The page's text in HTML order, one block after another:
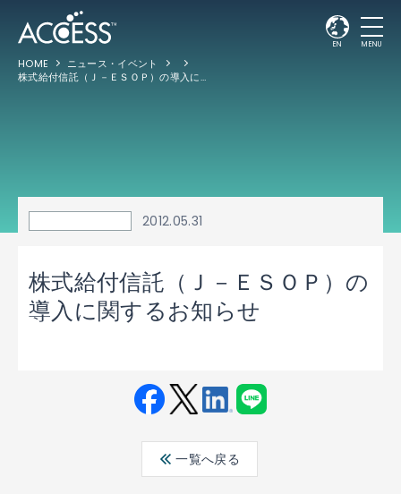
EN MENU
HOME
ニュース・イベント
株式給付信託（Ｊ－ＥＳＯＰ）の導入に関するお知らせ
2012.05.31
株式給付信託（Ｊ－ＥＳＯＰ）の
導入に関するお知らせ
ebo ter
edin
一覧へ戻る